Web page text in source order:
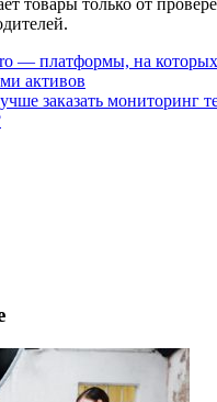
— платформы, на
активов
заказать мониторинг